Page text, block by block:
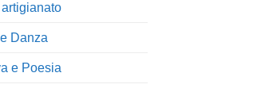
Danza
e Poesia